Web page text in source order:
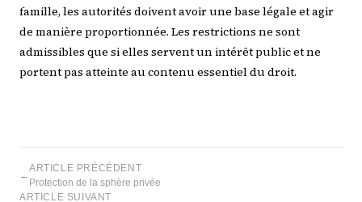
famille, les autorités doivent avoir une base légale et agir
de manière proportionnée. Les restrictions ne sont
admissibles que si elles servent un intérêt public et ne
portent pas atteinte au contenu essentiel du droit.
←
ARTICLE PRÉCÉDENT
Protection de la sphère privée
ARTICLE SUIVANT